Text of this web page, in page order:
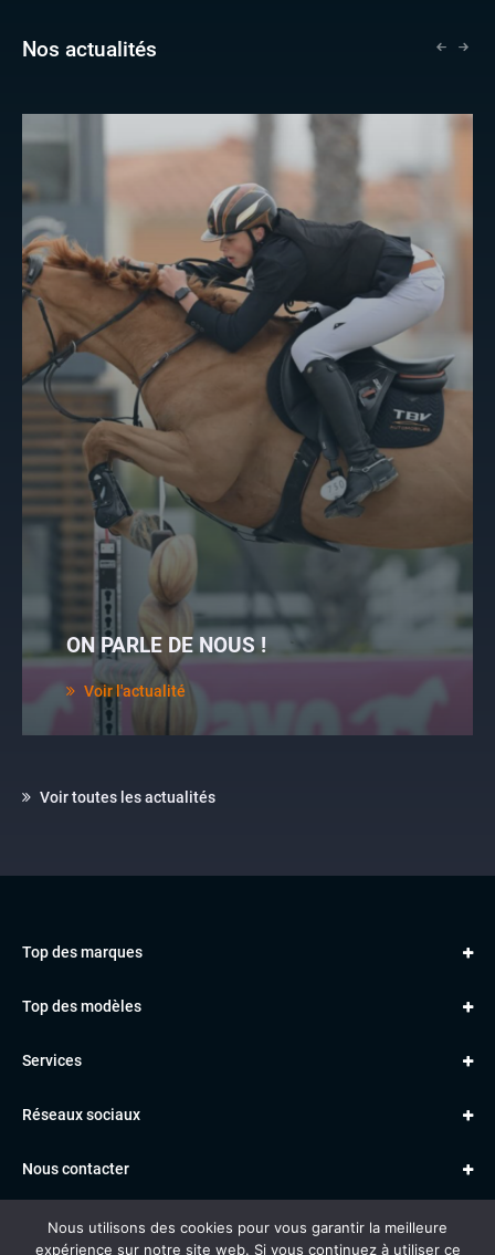
Nos actualités
ON PARLE DE NOUS !
Voir l'actualité
Voir toutes les actualités
Top des marques
VOLKSWAGEN
BMW
Top des modèles
Classe A
A3
Services
Le garage TBV
Location TBV
Réseaux sociaux
Nous contacter
Données personnelles Mentions légales
Voitures vendues
Gestion des cookies
Nous utilisons des cookies pour vous garantir la meilleure
expérience sur notre site web. Si vous continuez à utiliser ce